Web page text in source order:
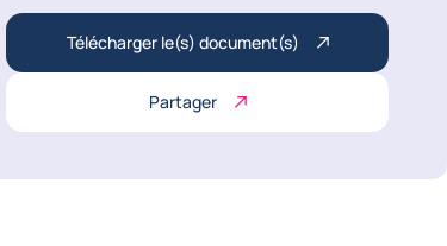
Télécharger le(s) document(s)
Partager